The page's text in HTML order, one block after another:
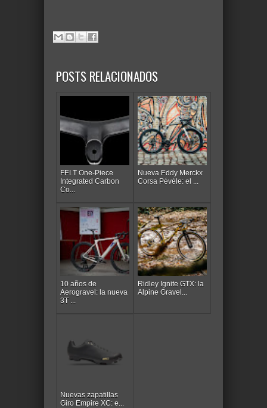
POSTS RELACIONADOS
FELT One-Piece
Integrated Carbon
Co...
Nueva Eddy Merckx
Corsa Pévèle: el ...
10 años de
Aerogravel: la nueva
3T ...
Ridley Ignite GTX: la
Alpine Gravel...
Nuevas zapatillas
Giro Empire XC: e...